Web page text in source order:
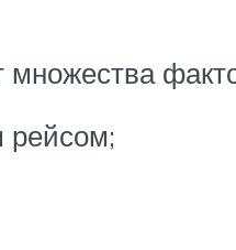
множества
рейсом;